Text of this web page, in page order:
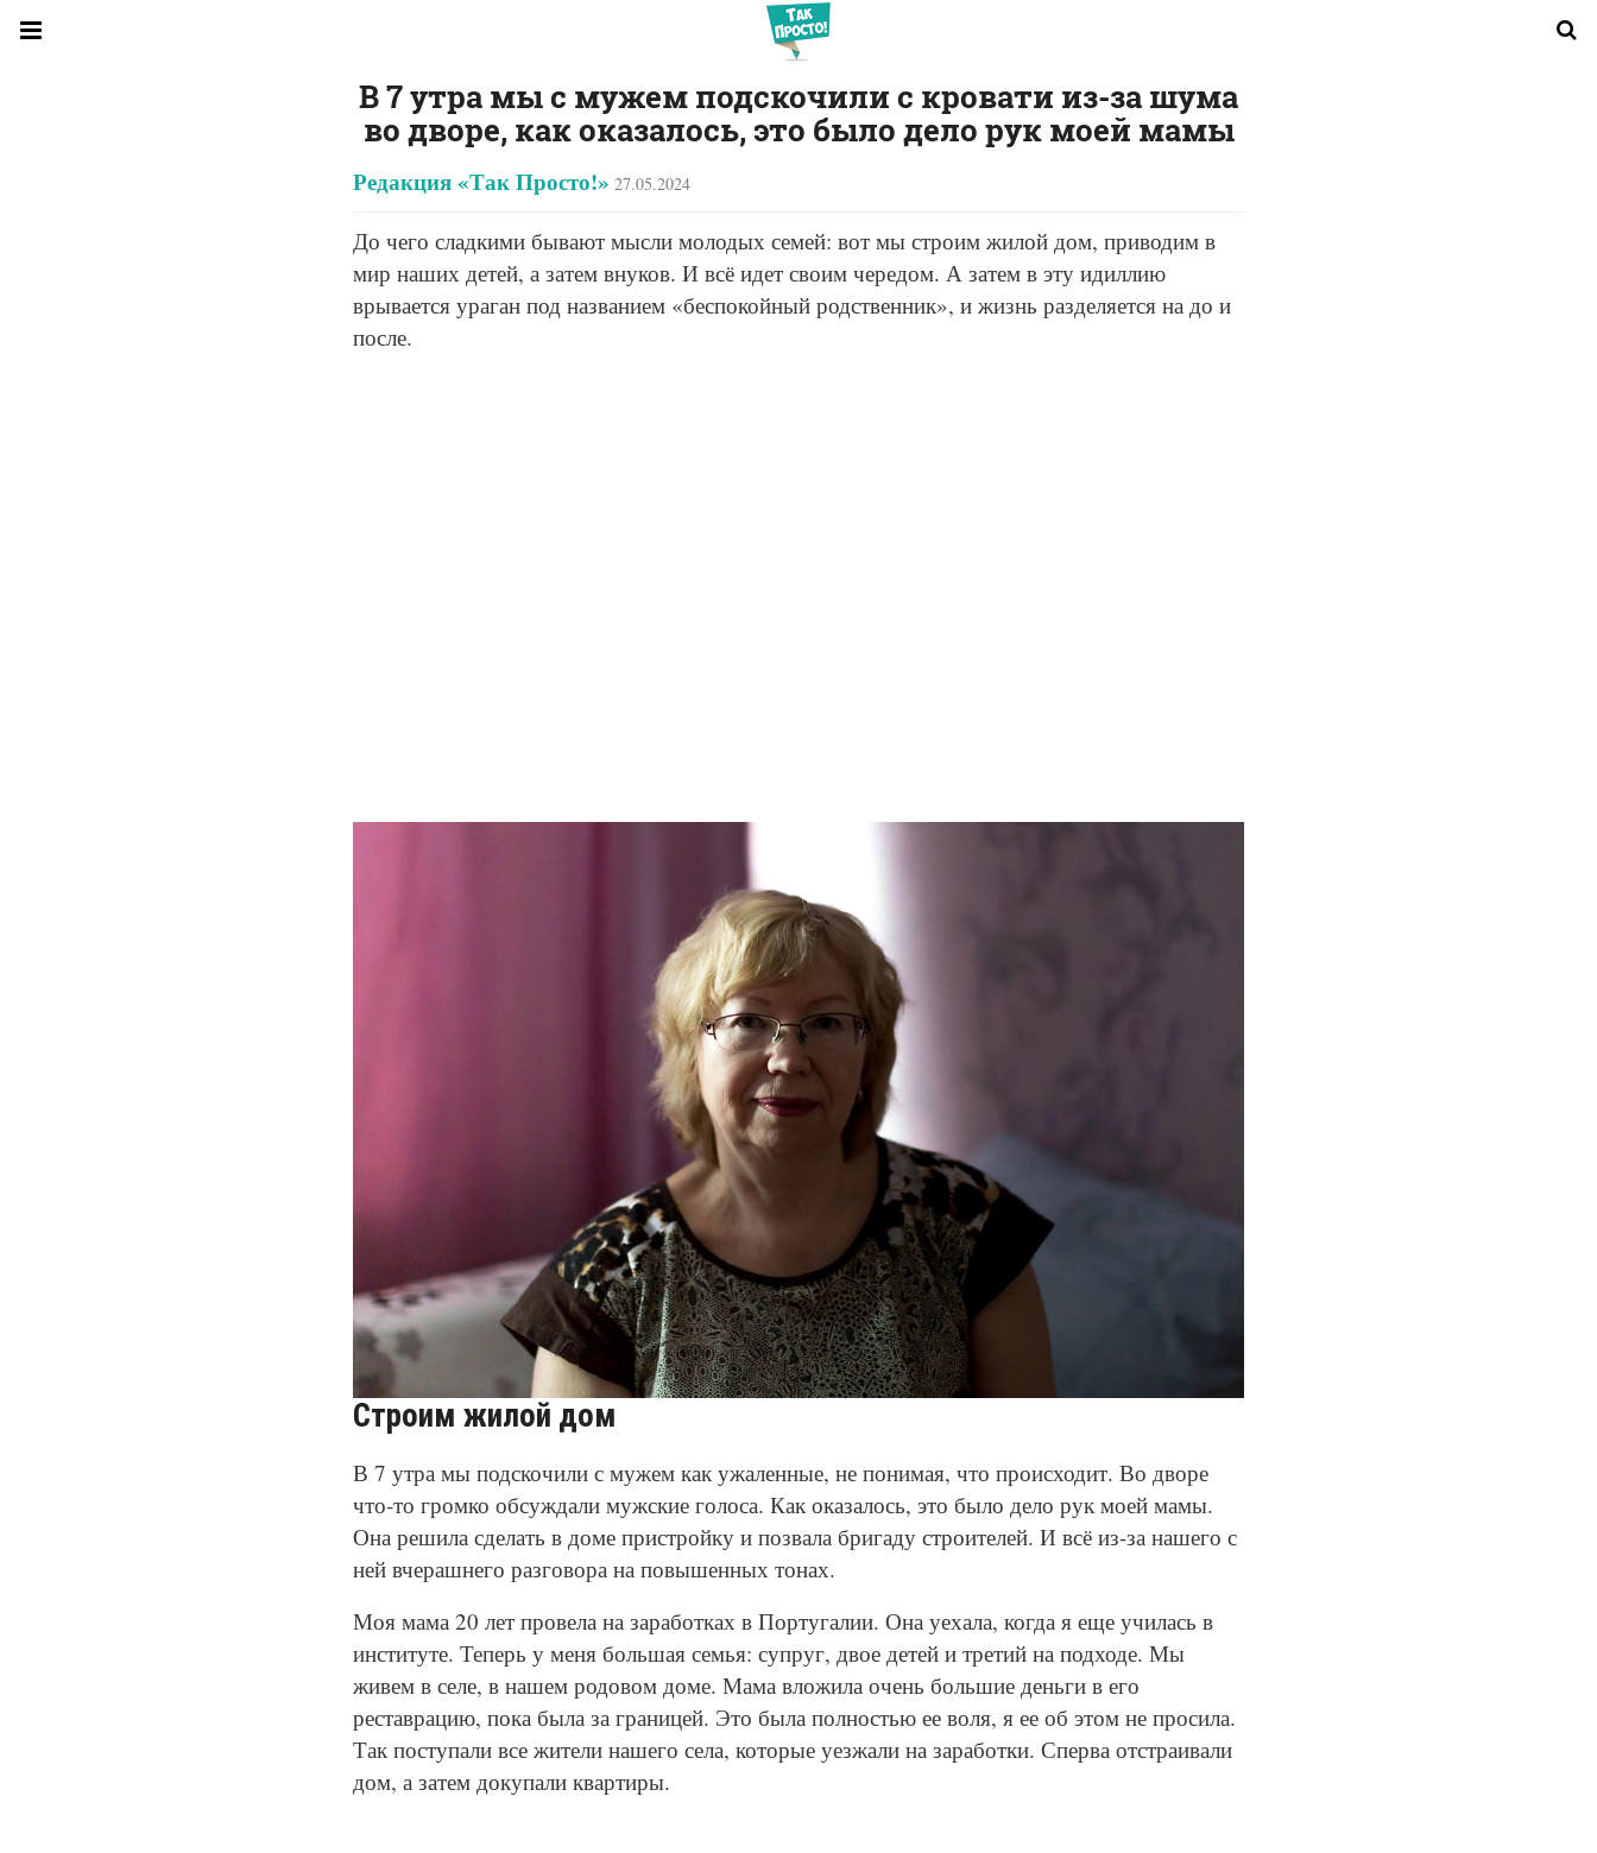
В 7 утра мы с мужем подскочили с кровати из-за шума
во дворе, как оказалось, это было дело рук моей мамы
Редакция «Так Просто!» 27.05.2024
До чего сладкими бывают мысли молодых семей: вот мы строим жилой дом, приводим в
мир наших детей, а затем внуков. И всё идет своим чередом. А затем в эту идиллию
врывается ураган под названием «беспокойный родственник», и жизнь разделяется на до и
после.
© Depositphotos
Строим жилой дом
В 7 утра мы подскочили с мужем как ужаленные, не понимая, что происходит. Во дворе
что-то громко обсуждали мужские голоса. Как оказалось, это было дело рук моей мамы.
Она решила сделать в доме пристройку и позвала бригаду строителей. И всё из-за нашего с
ней вчерашнего разговора на повышенных тонах.
Моя мама 20 лет провела на заработках в Португалии. Она уехала, когда я еще училась в
институте. Теперь у меня большая семья: супруг, двое детей и третий на подходе. Мы
живем в селе, в нашем родовом доме. Мама вложила очень большие деньги в его
реставрацию, пока была за границей. Это была полностью ее воля, я ее об этом не просила.
Так поступали все жители нашего села, которые уезжали на заработки. Сперва отстраивали
дом, а затем докупали квартиры.